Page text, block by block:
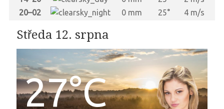
20–02
0 mm 25° 4 m/s
Středa 12. srpna
27°C